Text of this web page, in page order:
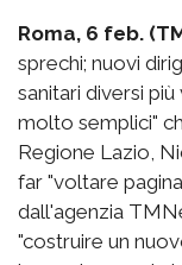
Roma, 6 feb.
sprechi; nuovi
sanitari diversi
molto semplici"
Regione Lazio,
far "voltare
dall'agenzia
"costruire un